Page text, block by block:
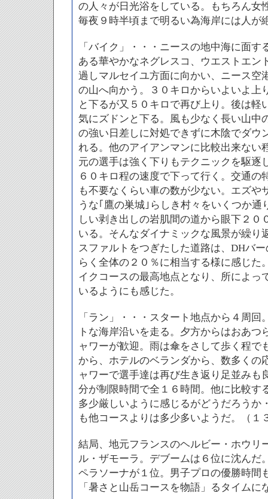
の人々が日光浴をしている。もちろん女
毎夜９時半頃まで明るい為海岸には人が
「バイク」・・・ニースの地中海に面
ある華やかなネグレスコ、ウエストエン
過しマルセイユ方面に向かい、ニース空
の山へ向かう。３０キロからいよいよ上
と下るが又５０キロで再び上り。後は軽
気にズドンと下る。風も少なく長い山中
の強い日差しに対処できずに木陰でダウ
れる。他のアイアンマンに比較出来ない
元の選手は強く下りもテクニックを駆逐
６０キロ程の速度で下って行く。交通の
も不要なくらい車の数が少ない。エズや
うな｢鷹の巣城｣らしき村々をいくつか通
しい剥き出しの岩肌間の道から眼下２０
いる。そんなダイナミックな風景が繰り
スファルトをつぎたした道路は、DHバ
らく全体の２０％に相当する様に感じた
イクコースの最高地点となり、所によっ
いるようにも感じた。
「ラン」・・・スタート地点から４周
トな海岸沿いを走る。夕方からはおあつ
ャワーが歓迎。雨は傘をさして歩く程で
から、ホテルのベランダから、数多くの
ャワーで選手達は再び生き返り足並みも
分が制限時間で全１６時間。他に比較す
多少厳しいように感じるがどうだろうか
も他コースよりは多少多いようだ。（１
結局、地元フランスのヘルビー・ホウリ
ル・ザモーラ。デブームは６位に沈んだ
ペラソーナが１位。男子プロの優勝時間
「暑さと山岳コースを物語」るタイムに